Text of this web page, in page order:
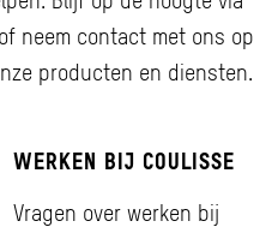
neem contact met ons op
producten en diensten.
WERKEN BIJ COULISSE
Vragen over werken bij